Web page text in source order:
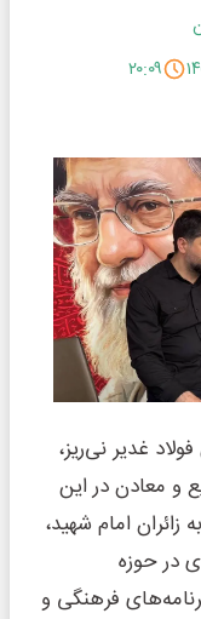
۲۰:۰۹
غدیر نی‌ریز،
و معادن در این
امام شهید،
در حوزه
فرهنگی و